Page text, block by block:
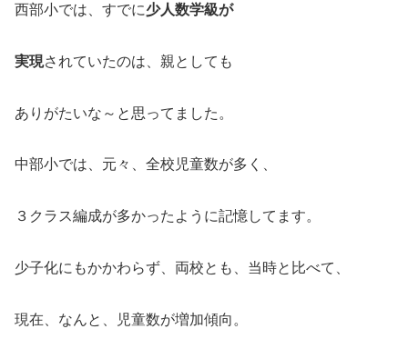
西部小では、すでに少人数学級が
実現されていたのは、親としても
ありがたいな～と思ってました。
中部小では、元々、全校児童数が多く、
３クラス編成が多かったように記憶してます。
少子化にもかかわらず、両校とも、当時と比べて、
現在、なんと、児童数が増加傾向。